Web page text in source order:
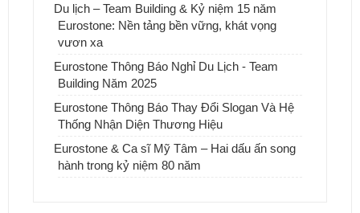
Du lịch – Team Building & Kỷ niệm 15 năm
Eurostone: Nền tảng bền vững, khát vọng
vươn xa
Eurostone Thông Báo Nghỉ Du Lịch - Team
Building Năm 2025
Eurostone Thông Báo Thay Đổi Slogan Và Hệ
Thống Nhận Diện Thương Hiệu
Eurostone & Ca sĩ Mỹ Tâm – Hai dấu ấn song
hành trong kỷ niệm 80 năm